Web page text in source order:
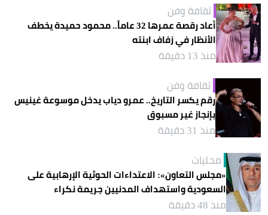
ثقافة وفن
أعاد رقصة عمرها 32 عاماً.. محمود حميدة يخطف
الأنظار في زفاف ابنته
منذ 13 دقيقة
ثقافة وفن
رقم يكسر التاريخ.. عمرو دياب يدخل موسوعة غينيس
بإنجاز غير مسبوق
منذ 31 دقيقة
محليات
«مجلس التعاون»: الاعتداءات الحوثية الإرهابية على
السعودية واستهداف المدنيين جريمة نكراء
منذ 48 دقيقة